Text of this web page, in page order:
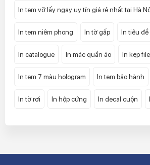
In tem vỡ lấy ngay uy tín giá rẻ nhất tại Hà
In tem niêm phong In tờ gấp In tiêu
In catalogue In mác quần áo In kẹp file
In tem 7 màu hologram In tem bảo hành
In tờ rơi In hộp cứng In decal cuộn